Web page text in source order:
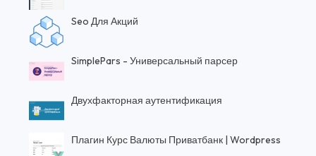
Seo Для Акций
SimplePars - Универсальный парсер
Двухфакторная аутентификация
Плагин Курс Валюты Приватбанк | Wordpress